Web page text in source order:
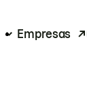
Empresas